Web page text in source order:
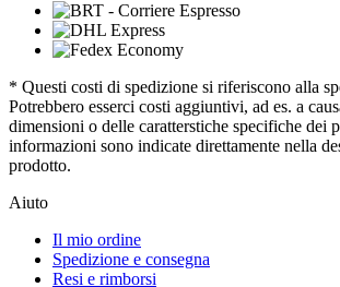
* Questi costi di spedizione si riferiscono alla
Potrebbero esserci costi aggiuntivi, ad es. a
dimensioni o delle caratterstiche specifiche dei
informazioni sono indicate direttamente nella
prodotto.
Aiuto
Il mio ordine
Spedizione e consegna
Resi e rimborsi